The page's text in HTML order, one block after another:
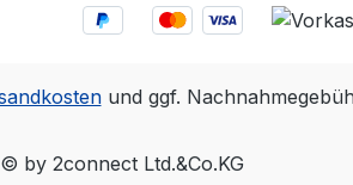
und ggf.
by 2connect Ltd.&Co.KG